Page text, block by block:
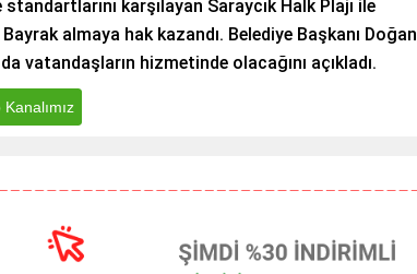
karşılayan Saraycık Halk Plajı ile
almaya hak kazandı. Belediye Başkanı Doğan
vatandaşların hizmetinde olacağını açıkladı.